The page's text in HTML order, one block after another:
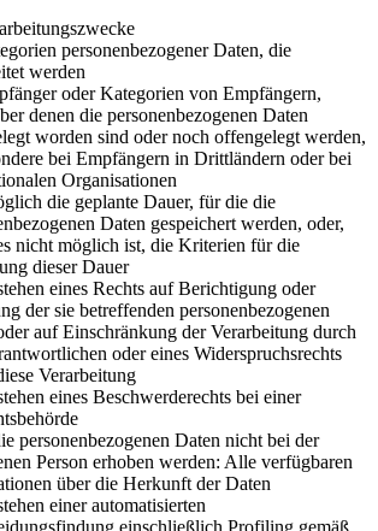
personenbezogener Daten, die
werden
oder Kategorien von Empfängern,
denen die personenbezogenen Daten
worden sind oder noch offengelegt werden,
bei Empfängern in Drittländern oder bei
Organisationen
die geplante Dauer, für die die
Daten gespeichert werden, oder,
nicht möglich ist, die Kriterien für die
dieser Dauer
eines Rechts auf Berichtigung oder
der sie betreffenden personenbezogenen
auf Einschränkung der Verarbeitung durch
oder eines Widerspruchsrechts
Verarbeitung
eines Beschwerderechts bei einer
personenbezogenen Daten nicht bei der
Person erhoben werden: Alle verfügbaren
über die Herkunft der Daten
einer automatisierten